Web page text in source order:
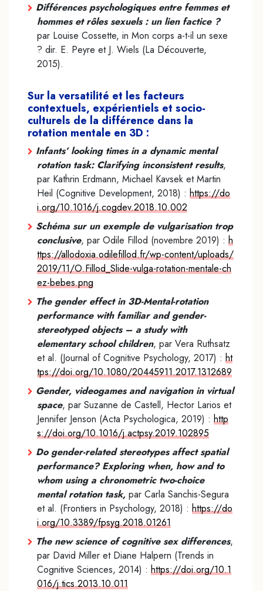
Différences psychologiques entre femmes et
hommes et rôles sexuels : un lien factice ?
par Louise Cossette, in Mon corps a-t-il un sexe
? dir. E. Peyre et J. Wiels (La Découverte,
2015).
Sur la versatilité et les facteurs
contextuels, expérientiels et socio-
culturels de la différence dans la
rotation mentale en 3D :
Infants’ looking times in a dynamic mental
rotation task: Clarifying inconsistent results,
par Kathrin Erdmann, Michael Kavsek et Martin
Heil (Cognitive Development, 2018) : https://do
i.org/10.1016/j.cogdev.2018.10.002
Schéma sur un exemple de vulgarisation trop
conclusive, par Odile Fillod (novembre 2019) : h
ttps://allodoxia.odilefillod.fr/wp-content/uploads/
2019/11/O.Fillod_Slide-vulga-rotation-mentale-ch
ez-bebes.png
The gender effect in 3D-Mental-rotation
performance with familiar and gender-
stereotyped objects – a study with
elementary school children, par Vera Ruthsatz
et al. (Journal of Cognitive Psychology, 2017) : ht
tps://doi.org/10.1080/20445911.2017.1312689
Gender, videogames and navigation in virtual
space, par Suzanne de Castell, Hector Larios et
Jennifer Jenson (Acta Psychologica, 2019) : http
s://doi.org/10.1016/j.actpsy.2019.102895
Do gender-related stereotypes affect spatial
performance? Exploring when, how and to
whom using a chronometric two-choice
mental rotation task, par Carla Sanchis-Segura
et al. (Frontiers in Psychology, 2018) : https://do
i.org/10.3389/fpsyg.2018.01261
The new science of cognitive sex differences,
par David Miller et Diane Halpern (Trends in
Cognitive Sciences, 2014) : https://doi.org/10.1
016/j.tics.2013.10.011